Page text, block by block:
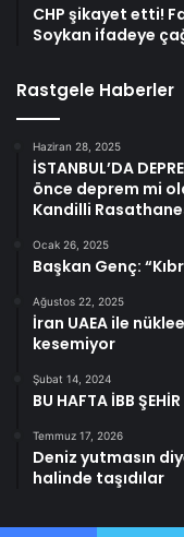
CHP şikayet etti!
Soykan ifadeye
Rastgele Haberler
Haziran 28, 2025
İSTANBUL’DA
önce deprem mi
Kandilli
Ocak 26, 2025
Başkan Genç:
Ağustos 22, 2025
İran UAEA ile
kesemiyor
Şubat 14, 2024
BU HAFTA İBB
Temmuz 17, 2026
Deniz yutmasın
halinde taşıdılar